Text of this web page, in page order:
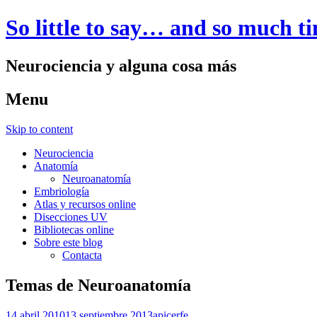
So little to say… and so much
Neurociencia y alguna cosa más
Menu
Skip to content
Neurociencia
Anatomía
Neuroanatomía
Embriología
Atlas y recursos online
Disecciones UV
Bibliotecas online
Sobre este blog
Contacta
Temas de Neuroanatomía